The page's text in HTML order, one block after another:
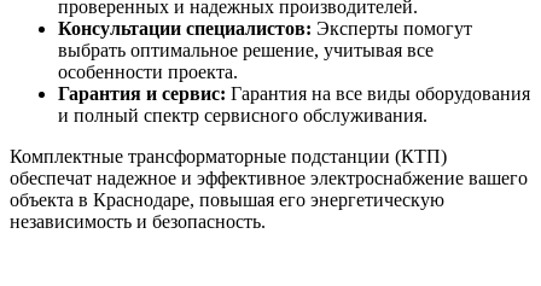
проверенных и надежных производителей.
Консультации специалистов: Эксперты помогут
выбрать оптимальное решение, учитывая все
особенности проекта.
Гарантия и сервис: Гарантия на все виды оборудования
и полный спектр сервисного обслуживания.
Комплектные трансформаторные подстанции (КТП)
обеспечат надежное и эффективное электроснабжение вашего
объекта в Краснодаре, повышая его энергетическую
независимость и безопасность.